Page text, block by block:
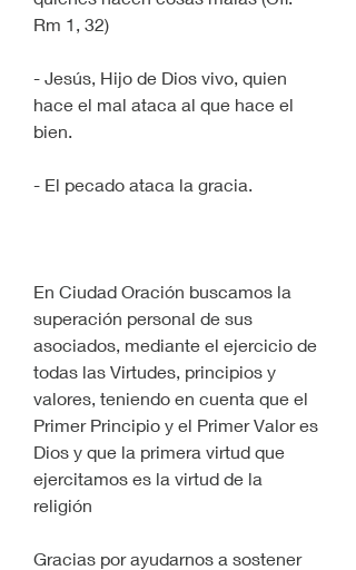
Rm 1, 32)
- Jesús, Hijo de Dios vivo, quien
hace el mal ataca al que hace el
bien.
- El pecado ataca la gracia.
En Ciudad Oración buscamos la
superación personal de sus
asociados, mediante el ejercicio de
todas las Virtudes, principios y
valores, teniendo en cuenta que el
Primer Principio y el Primer Valor es
Dios y que la primera virtud que
ejercitamos es la virtud de la
religión
Gracias por ayudarnos a sostener